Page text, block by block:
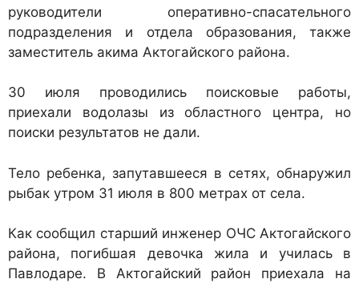
руководители оперативно-спасательного
подразделения и отдела образования, также
заместитель акима Актогайского района.
30 июля проводились поисковые работы,
приехали водолазы из областного центра, но
поиски результатов не дали.
Тело ребенка, запутавшееся в сетях, обнаружил
рыбак утром 31 июля в 800 метрах от села.
Как сообщил старший инженер ОЧС Актогайского
района, погибшая девочка жила и училась в
Павлодаре. В Актогайский район приехала на